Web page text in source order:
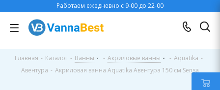
Работаем ежедневно с 9-00 до 22-00
Главная - Каталог - Ванны - Акриловые ванны - Aquatika -
Авентура - Акриловая ванна Aquatika Авентура 150 см Sensa